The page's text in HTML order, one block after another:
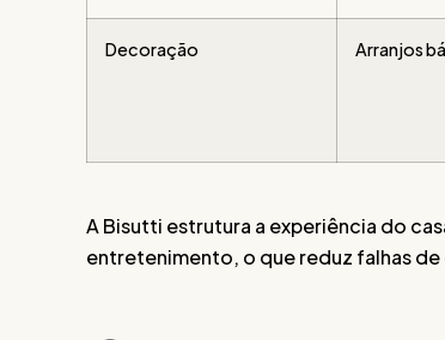
Decoração Arranjos
A Bisutti estrutura a experiência do
entretenimento, o que reduz falhas